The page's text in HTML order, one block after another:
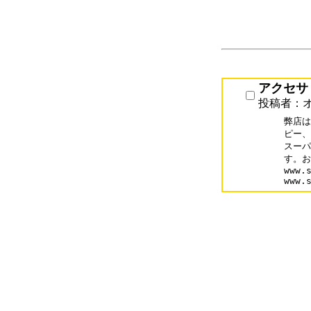
アクセ
投稿者：
弊店
ピー
スー
す。